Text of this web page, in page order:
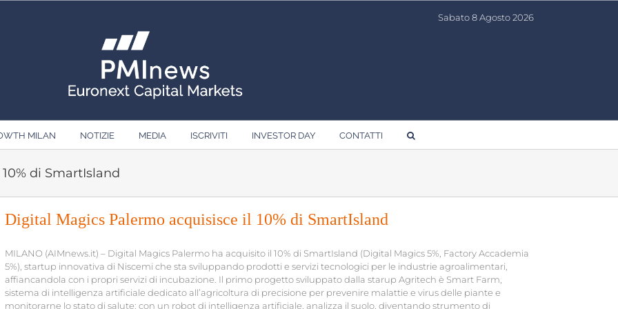
Sabato 8 Agosto 2026
MILAN NOTIZIE MEDIA ISCRIVITI INVESTOR DAY CONTATTI
di SmartIsland
Digital Magics Palermo acquisisce il 10% di SmartIsland
MILANO (AIMnews.it) – Digital Magics Palermo ha acquisito il 10% di SmartIsland (Digital Magics 5%, Factory Accademia
5%), startup innovativa di Niscemi che sta sviluppando prodotti e servizi tecnologici per le industrie agroalimentari,
affiancandola con i propri servizi di incubazione. Il primo progetto sviluppato dalla starup Agritech è Smart Farm,
sistema di intelligenza artificiale dedicato all’agricoltura di precisione per prevenire malattie e virus delle piante e
monitorarne lo stato di salute: con un robot di intelligenza artificiale, analizza il suolo, diventando strumento di